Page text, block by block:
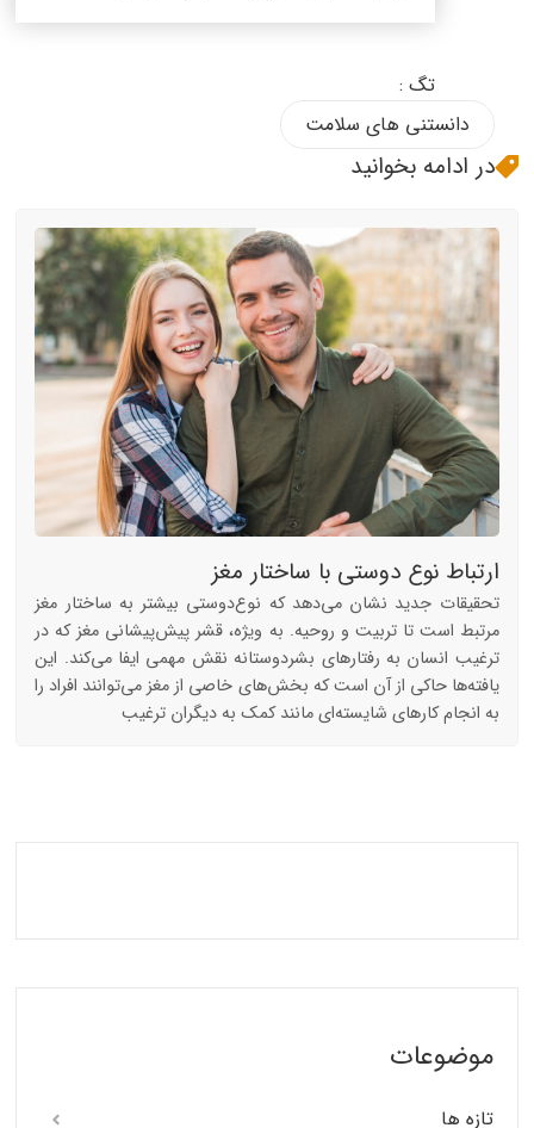
تگ :
دانستنی های سلامت
در ادامه بخوانید
ارتباط نوع دوستی با ساختار مغز
تحقیقات جدید نشان می‌دهد که نوع‌دوستی بیشتر به ساختار مغز
مرتبط است تا تربیت و روحیه. به ویژه، قشر پیش‌پیشانی مغز که در
ترغیب انسان به رفتارهای بشردوستانه نقش مهمی ایفا می‌کند. این
یافته‌ها حاکی از آن است که بخش‌های خاصی از مغز می‌توانند افراد را
به انجام کارهای شایسته‌ای مانند کمک به دیگران ترغیب
موضوعات
تازه ها